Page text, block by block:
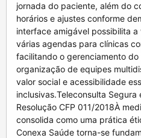
jornada do paciente, além do
horários e ajustes conforme
interface amigável possibilita
várias agendas para clínicas
facilitando o gerenciamento
organização de equipes
valor social e acessibilidade
inclusivas.Teleconsulta
Resolução CFP 011/2018À
consolida como uma prática
Conexa Saúde torna-se